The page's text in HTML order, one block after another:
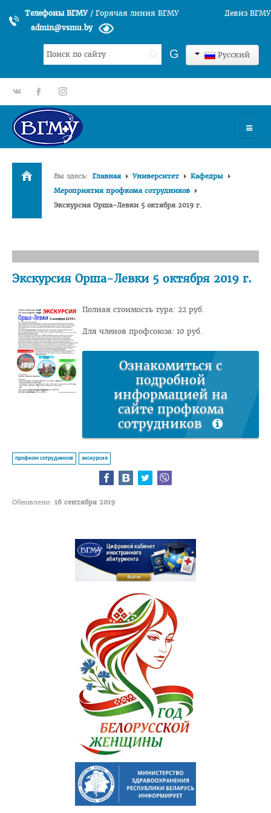
Телефоны ВГМУ/ Горячая линия ВГМУ
Девиз ВГМУ
admin@vsmu.by
Русский
Искать... G
gp fb tt
УНИВЕРСИТЕТ
История университета
Структура ВГМУ
Факультеты
Фармацевтический
Стоматологический
Подготовки иностранных граждан
Довузовской подготовки
ФПКиП по педагогике и психологии
Повышения квалификации и переподготовки кадров
Подразделения
Система менеджмента качества
Идеологическая и воспитательная работа в вузе
Отдел по идеологической и воспитательной работе
Студенческий клуб
Cоциально-педагогическая и психологическая служба
Совет волонтеров
2025 год — Год благоустройства
Год мира и созидания
Год исторической памяти
Я - грамадзянiн Беларусi
Единый день голосования
Вы здесь: Главная Университет
Кафедры
Мероприятия профкома сотрудников
Экскурсия Орша-Левки 5 октября 2019 г.
Экскурсия Орша-Левки 5 октября 2019 г.
Полная стоимость тура: 22 руб.
Для членов профсоюза: 10 руб.
Ознакомиться с
подробной
информацией на
сайте профкома
сотрудников
профком сотрудников экскурсия
Обновлено: 16 сентября 2019